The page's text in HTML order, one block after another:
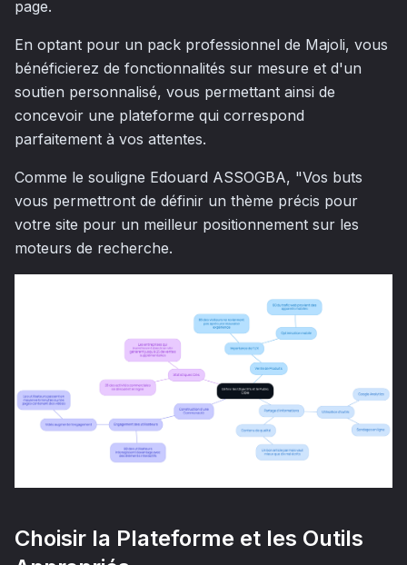
page.
En optant pour un pack professionnel de Majoli, vous
bénéficierez de fonctionnalités sur mesure et d'un
soutien personnalisé, vous permettant ainsi de
concevoir une plateforme qui correspond
parfaitement à vos attentes.
Comme le souligne Edouard ASSOGBA, "Vos buts
vous permettront de définir un thème précis pour
votre site pour un meilleur positionnement sur les
moteurs de recherche.
Choisir la Plateforme et les Outils